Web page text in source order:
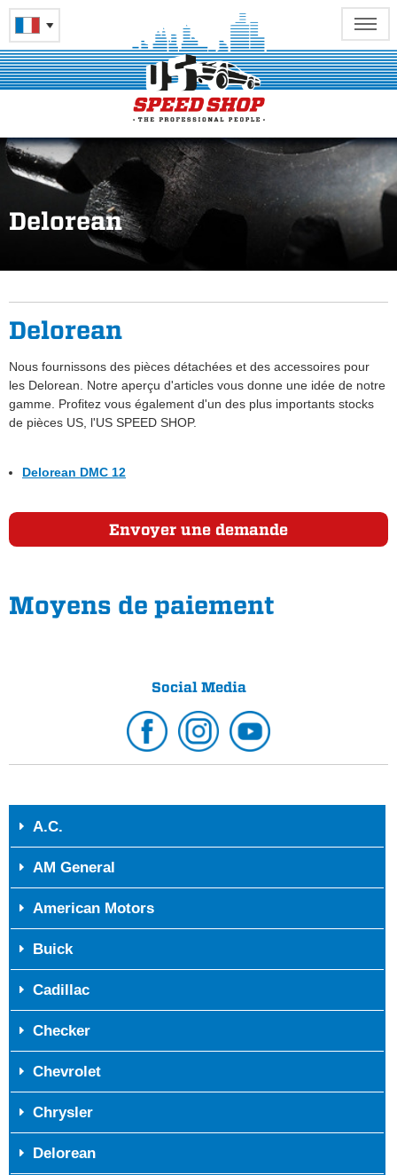
Delorean
Delorean
Nous fournissons des pièces détachées et des accessoires pour
les Delorean. Notre aperçu d'articles vous donne une idée de notre
gamme. Profitez vous également d'un des plus importants stocks
de pièces US, l'US SPEED SHOP.
Delorean DMC 12
Envoyer une demande
Moyens de paiement
Social Media
A.C.
AM General
American Motors
Buick
Cadillac
Checker
Chevrolet
Chrysler
Delorean